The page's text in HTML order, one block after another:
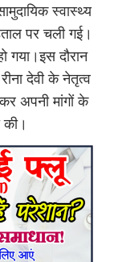
स्वास्थ्य
पर चली गई।
गया।इस दौरान
देवी के नेतृत्व
अपनी मांगों के